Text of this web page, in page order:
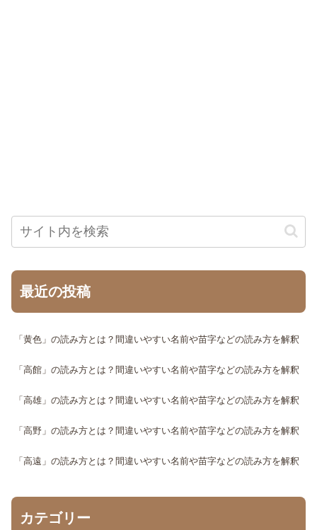
最近の投稿
「黄色」の読み方とは？間違いやすい名前や苗字などの読み方を解釈
「高館」の読み方とは？間違いやすい名前や苗字などの読み方を解釈
「高雄」の読み方とは？間違いやすい名前や苗字などの読み方を解釈
「高野」の読み方とは？間違いやすい名前や苗字などの読み方を解釈
「高遠」の読み方とは？間違いやすい名前や苗字などの読み方を解釈
カテゴリー